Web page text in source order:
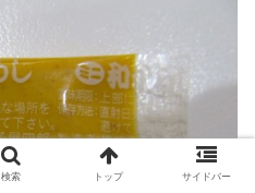
検索 トップ サイドバー